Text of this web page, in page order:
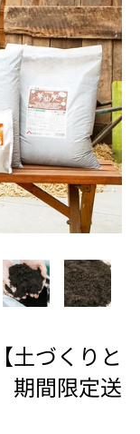
づくりと
期間限定送